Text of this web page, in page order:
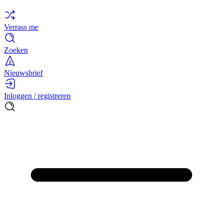
Verrass me
Zoeken
Nieuwsbrief
Inloggen / registreren